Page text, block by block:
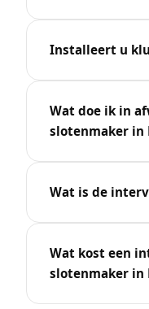
Installeert u
Wat doe ik in
slotenmaker in
Wat is de
Wat kost een
slotenmaker in